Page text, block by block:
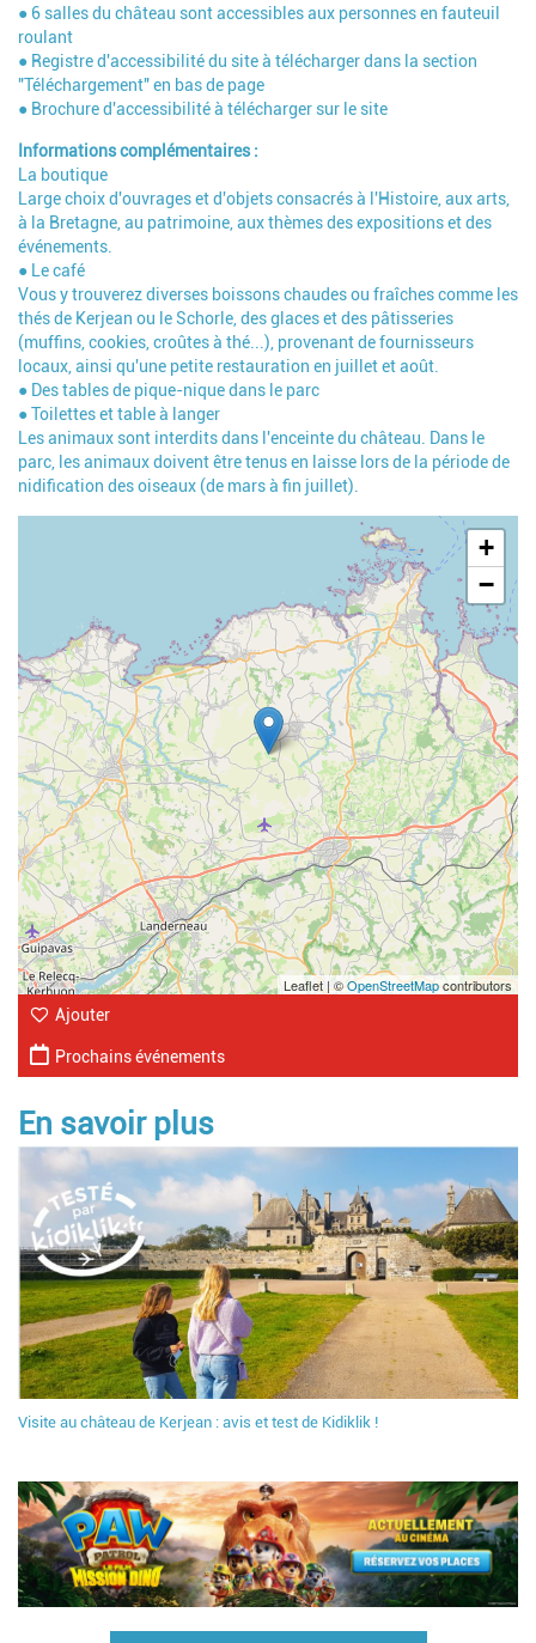
● 6 salles du château sont accessibles aux personnes en fauteuil
roulant
● Registre d'accessibilité du site à télécharger dans la section
"Téléchargement" en bas de page
● Brochure d'accessibilité à télécharger sur le site
Informations complémentaires
La boutique
Large choix d'ouvrages et d'objets consacrés à l'Histoire, aux arts,
à la Bretagne, au patrimoine, aux thèmes des expositions et des
événements.
● Le café
Vous y trouverez diverses boissons chaudes ou fraîches comme les
thés de Kerjean ou le Schorle, des glaces et des pâtisseries
(muffins, cookies, croûtes à thé...), provenant de fournisseurs
locaux, ainsi qu'une petite restauration en juillet et août.
● Des tables de pique-nique dans le parc
● Toilettes et table à langer
Les animaux sont interdits dans l'enceinte du château. Dans le
parc, les animaux doivent être tenus en laisse lors de la période de
nidification des oiseaux (de mars à fin juillet).
+
−
Leaflet | ©OpenStreetMapcontributors
Ajouter
Prochains événements
En savoir plus
Visite au château de Kerjean : avis et test de Kidiklik !